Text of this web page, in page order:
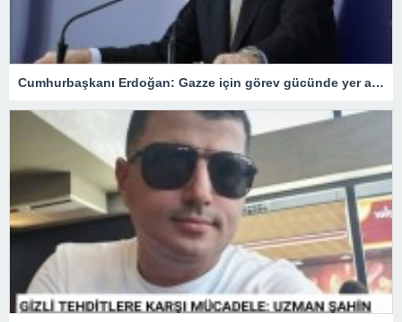
Cumhurbaşkanı Erdoğan: Gazze için görev gücünde yer alacağız.